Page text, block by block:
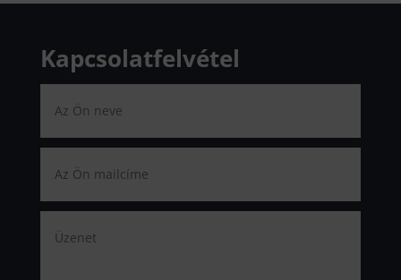
Kapcsolatfelvétel